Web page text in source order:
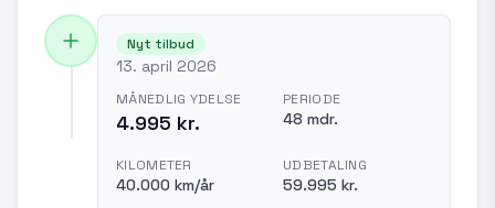
Nyt tilbud
13. april 2026
MÅNEDLIG YDELSE
4.995 kr.
PERIODE
48 mdr.
KILOMETER
40.000 km/år
UDBETALING
59.995 kr.